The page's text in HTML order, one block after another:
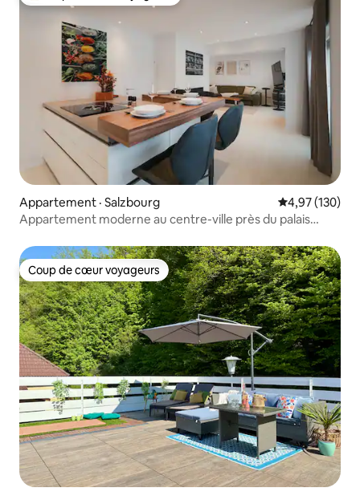
Appartement · Salzbourg Note
4,97 (130)
Appartement moderne au centre-ville près du palais
Coup de cœur voyageurs
Coup de cœur voyageurs